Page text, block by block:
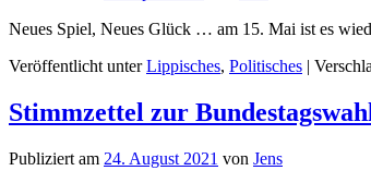
Neues Spiel, Neues Glück … am 15. Mai ist es
Veröffentlicht unter Lippisches, Politisches |
Stimmzettel zur
Publiziert am 24. August 2021 von Jens